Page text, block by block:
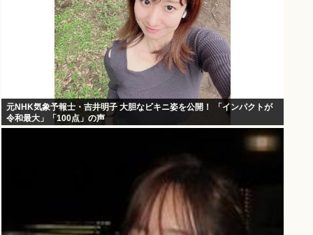
元NHK気象予報士・吉井明子 大胆なビキニ姿を公開！ 「インパクトが
令和最大」「100点」の声